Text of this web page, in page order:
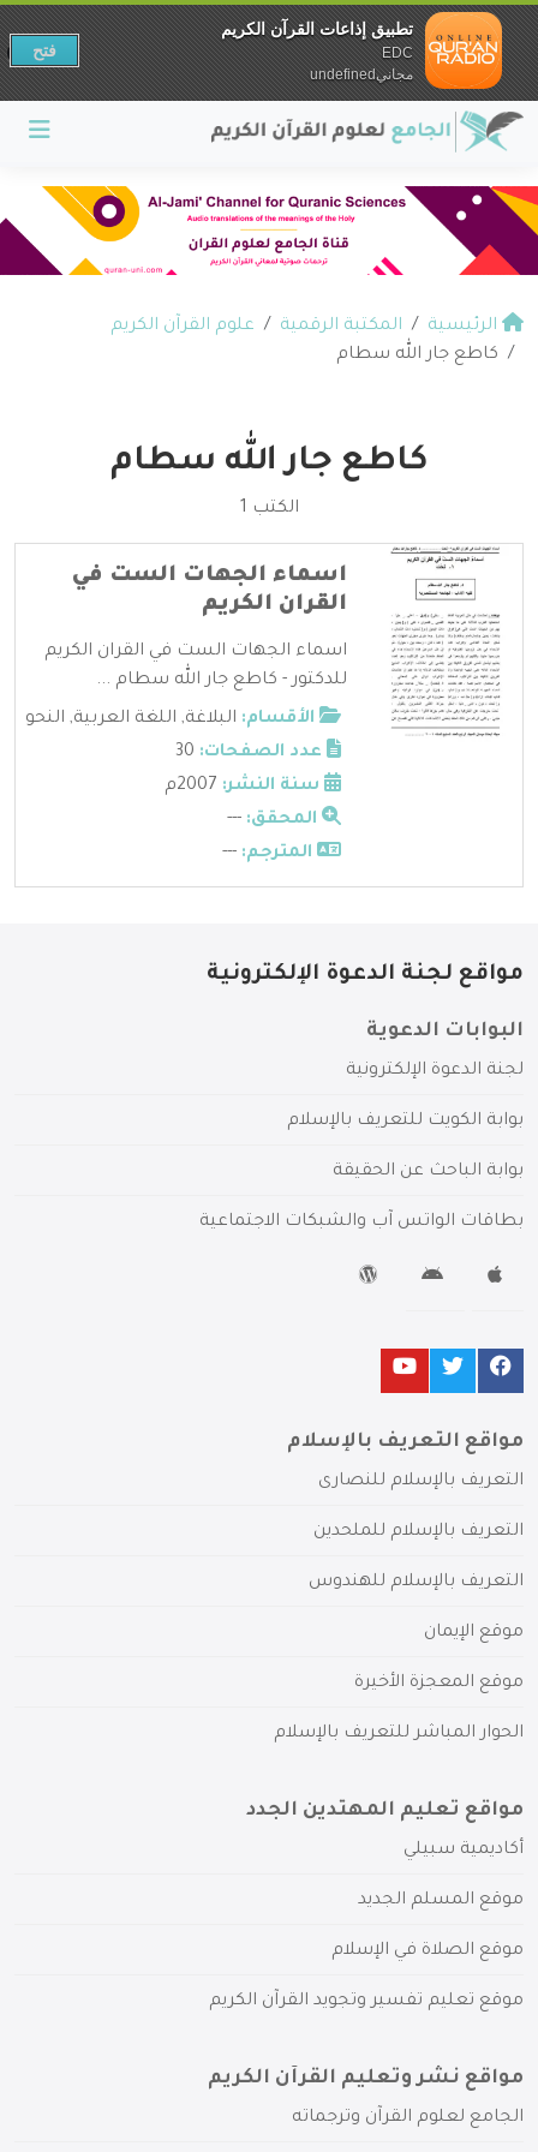
الرئيسية المكتبة الرقمية
علوم القرآن الكريم
كاطع جار الله سطام
كاطع جار الله سطام
الكتب 1
اسماء الجهات الست في
القران الكريم
اسماء الجهات الست في القران الكريم
للدكتور - كاطع جار الله سطام ...
الأقسام: البلاغة, اللغة العربية, النحو
عدد الصفحات:
سنة النشر:
المحقق: ---
المترجم: ---
مواقع لجنة الدعوة الإلكترونية
البوابات الدعوية
لجنة الدعوة الإلكترونية
بوابة الكويت للتعريف بالإسلام
بوابة الباحث عن الحقيقة
بطاقات الواتس آب والشبكات الاجتماعية
مواقع التعريف بالإسلام
التعريف بالإسلام للنصارى
التعريف بالإسلام للملحدين
التعريف بالإسلام للهندوس
موقع الإيمان
موقع المعجزة الأخيرة
الحوار المباشر للتعريف بالإسلام
مواقع تعليم المهتدين الجدد
أكاديمية سبيلي
موقع المسلم الجديد
موقع الصلاة في الإسلام
موقع تعليم تفسير وتجويد القرآن الكريم
مواقع نشر وتعليم القرآن الكريم
الجامع لعلوم القرآن وترجماته
تطبيق إذاعات القرآن الكريم
EDC
مجانيundefined
فتح